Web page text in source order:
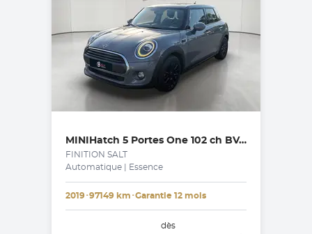
MINI Hatch 5 Portes One 102 ch BVA7
FINITION SALT
Automatique | Essence
2019･97149 km ･Garantie 12 mois
dès